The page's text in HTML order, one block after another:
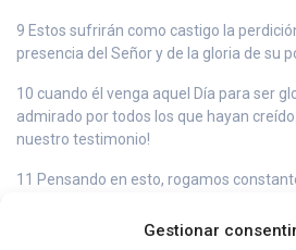
Gestionar
9 Estos sufrirán como castigo la
presencia del Señor y de la gloria de su
10 cuando él venga aquel Día para ser
admirado por todos los que hayan
nuestro testimonio!
11 Pensando en esto, rogamos
ustedes, con su poder, todo buen